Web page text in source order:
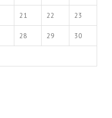
21 22 23
28 29 30